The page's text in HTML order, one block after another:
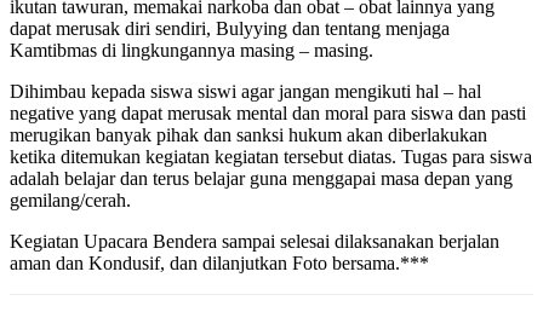
ikutan tawuran, memakai narkoba dan obat – obat lainnya yang
dapat merusak diri sendiri, Bulyying dan tentang menjaga
Kamtibmas di lingkungannya masing – masing.
Dihimbau kepada siswa siswi agar jangan mengikuti hal – hal
negative yang dapat merusak mental dan moral para siswa dan pasti
merugikan banyak pihak dan sanksi hukum akan diberlakukan
ketika ditemukan kegiatan kegiatan tersebut diatas. Tugas para siswa
adalah belajar dan terus belajar guna menggapai masa depan yang
gemilang/cerah.
Kegiatan Upacara Bendera sampai selesai dilaksanakan berjalan
aman dan Kondusif, dan dilanjutkan Foto bersama.***